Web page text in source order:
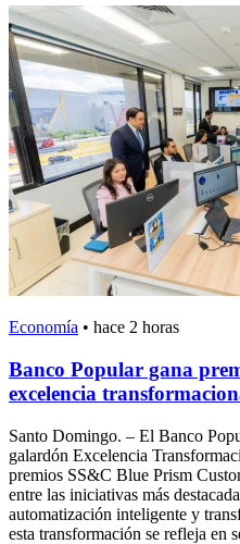
Economía • hace 2 horas
Banco Popular gana
excelencia
Santo Domingo. – El Banco
galardón Excelencia
premios SS&C Blue Prism
entre las iniciativas más
automatización inteligente y
esta transformación se refleja